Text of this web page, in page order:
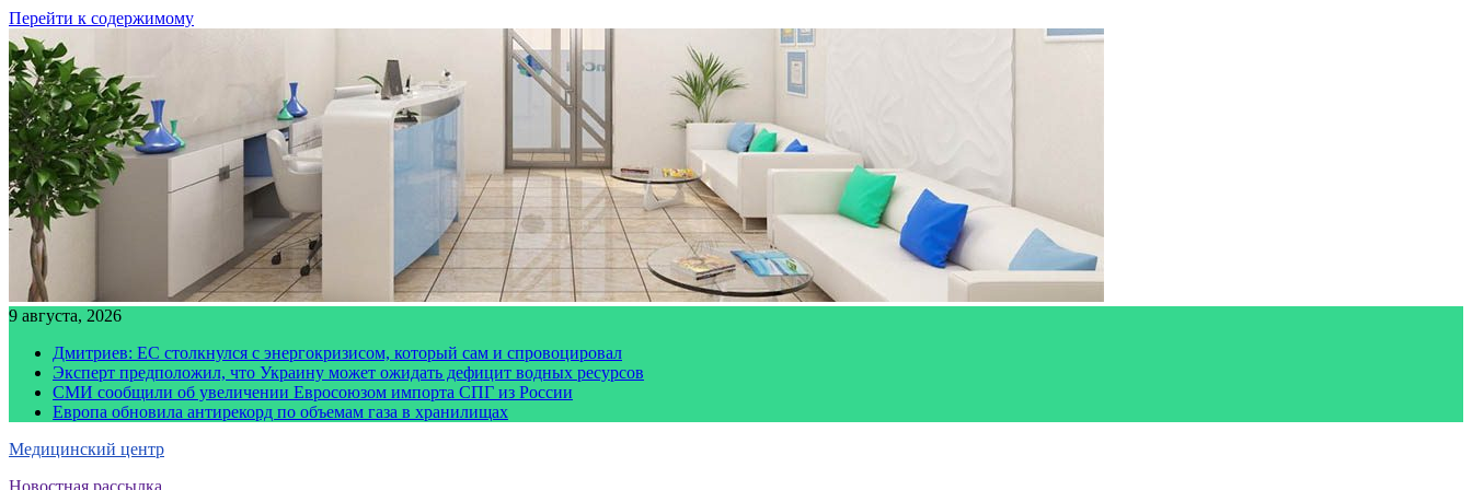
Перейти к содержимому
9 августа, 2026
Дмитриев: ЕС столкнулся с энергокризисом, который сам и спровоцировал
Эксперт предположил, что Украину может ожидать дефицит водных ресурсов
СМИ сообщили об увеличении Евросоюзом импорта СПГ из России
Европа обновила антирекорд по объемам газа в хранилищах
Медицинский центр
Новостная рассылка